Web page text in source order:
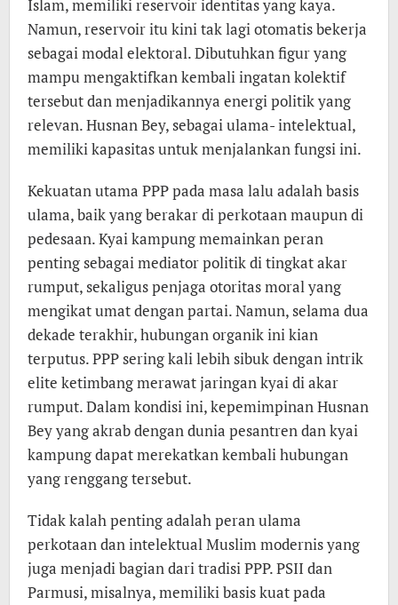
Islam, memiliki reservoir identitas yang kaya.
Namun, reservoir itu kini tak lagi otomatis bekerja
sebagai modal elektoral. Dibutuhkan figur yang
mampu mengaktifkan kembali ingatan kolektif
tersebut dan menjadikannya energi politik yang
relevan. Husnan Bey, sebagai ulama- intelektual,
memiliki kapasitas untuk menjalankan fungsi ini.
Kekuatan utama PPP pada masa lalu adalah basis
ulama, baik yang berakar di perkotaan maupun di
pedesaan. Kyai kampung memainkan peran
penting sebagai mediator politik di tingkat akar
rumput, sekaligus penjaga otoritas moral yang
mengikat umat dengan partai. Namun, selama dua
dekade terakhir, hubungan organik ini kian
terputus. PPP sering kali lebih sibuk dengan intrik
elite ketimbang merawat jaringan kyai di akar
rumput. Dalam kondisi ini, kepemimpinan Husnan
Bey yang akrab dengan dunia pesantren dan kyai
kampung dapat merekatkan kembali hubungan
yang renggang tersebut.
Tidak kalah penting adalah peran ulama
perkotaan dan intelektual Muslim modernis yang
juga menjadi bagian dari tradisi PPP. PSII dan
Parmusi, misalnya, memiliki basis kuat pada